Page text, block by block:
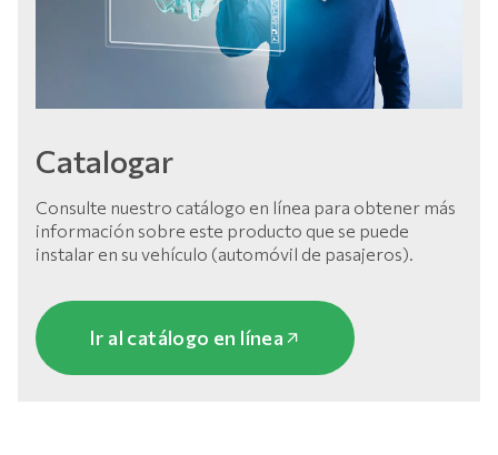
Catalogar
Consulte nuestro catálogo en línea para obtener más
información sobre este producto que se puede
instalar en su vehículo (automóvil de pasajeros).
Ir al catálogo en línea